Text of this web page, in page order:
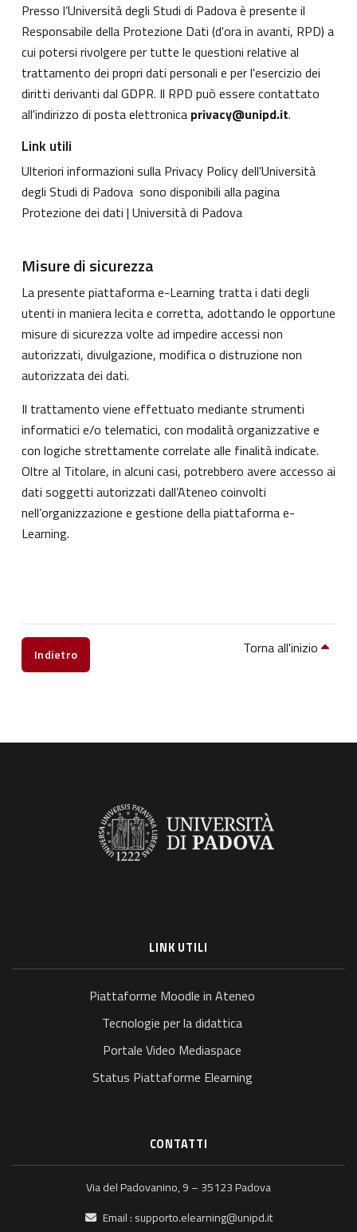
Presso l’Università degli Studi di Padova è presente il
Responsabile della Protezione Dati (d'ora in avanti, RPD) a
cui potersi rivolgere per tutte le questioni relative al
trattamento dei propri dati personali e per l'esercizio dei
diritti derivanti dal GDPR. Il RPD può essere contattato
all'indirizzo di posta elettronica privacy@unipd.it.
Link utili
Ulteriori informazioni sulla Privacy Policy dell’Università
degli Studi di Padova sono disponibili alla pagina
Protezione dei dati | Università di Padova
Misure di sicurezza
La presente piattaforma e-Learning tratta i dati degli
utenti in maniera lecita e corretta, adottando le opportune
misure di sicurezza volte ad impedire accessi non
autorizzati, divulgazione, modifica o distruzione non
autorizzata dei dati.
Il trattamento viene effettuato mediante strumenti
informatici e/o telematici, con modalità organizzative e
con logiche strettamente correlate alle finalità indicate.
Oltre al Titolare, in alcuni casi, potrebbero avere accesso ai
dati soggetti autorizzati dall’Ateneo coinvolti
nell’organizzazione e gestione della piattaforma e-
Learning.
Indietro Torna all'inizio
LINK UTILI
Piattaforme Moodle in Ateneo
Tecnologie per la didattica
Portale Video Mediaspace
Status Piattaforme Elearning
CONTATTI
Via del Padovanino, 9 – 35123 Padova
Email : supporto.elearning@unipd.it